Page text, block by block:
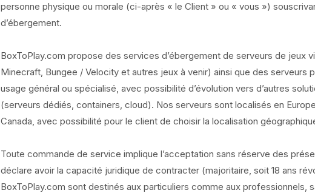
personne physique ou morale (ci-après « le Client » ou « vous »)
d’ébergement.
BoxToPlay.com propose des services d’ébergement de serveurs de jeux
Minecraft, Bungee / Velocity et autres jeux à venir) ainsi que des serveurs
usage général ou spécialisé, avec possibilité d’évolution vers d’autres
(serveurs dédiés, containers, cloud). Nos serveurs sont localisés en
Canada, avec possibilité pour le client de choisir la localisation
Toute commande de service implique l’acceptation sans réserve des
déclare avoir la capacité juridique de contracter (majoritaire, soit 18 ans
BoxToPlay.com sont destinés aux particuliers comme aux professionnels,